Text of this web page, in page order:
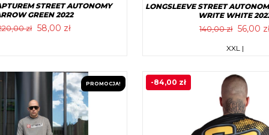
STREET AUTONOMY
GREEN 2022
zł
Pierwotna
58,00 złAktualna
produkt
wiele
wariantów.
Opcje
LONGSLEEVE STREET
WRITE WHITE
140,00zł 56,00
Ten
ma
wiele
Opcje
XXL |
PROMOCJA! -84,00 zł